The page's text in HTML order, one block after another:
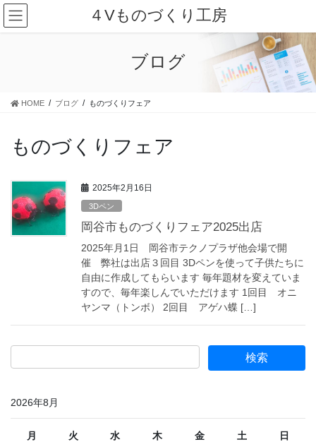
コ
ン
ナ
ビ
４Vものづくり工房
ブログ
HOME ブログ ものづくりフェア
ものづくりフェア
2025年2月16日
3Dペン
岡谷市ものづくりフェア2025出店
2025年月1日 岡谷市テクノプラザ他会場で開
催 弊社は出店３回目 3Dペンを使って子供たちに
自由に作成してもらいます 毎年題材を変えていま
すので、毎年楽しんでいただけます 1回目 オニ
ヤンマ（トンボ） 2回目 アゲハ蝶 […]
2026年8月
月 火 水 木 金 土 日